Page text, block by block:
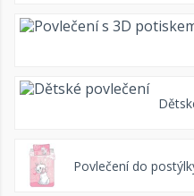
Povlečení do